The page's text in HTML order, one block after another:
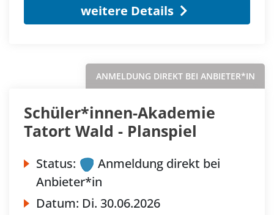
weitere Details
ANMELDUNG DIREKT BEI ANBIETER*IN
Schüler*innen-Akademie
Tatort Wald - Planspiel
Status:
Anmeldung direkt bei
Anbieter*in
Datum: Di. 30.06.2026